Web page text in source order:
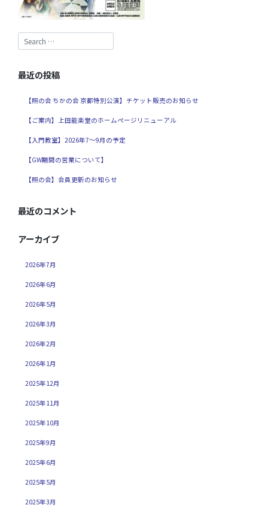
最近の投稿
【照の会 ちかの会 京都特別公演】チケット販売のお知らせ
【ご案内】上田能楽堂のホームページリニューアル
【入門教室】2026年7～9月の予定
【GW期間の営業について】
【照の会】会員更新のお知らせ
最近のコメント
アーカイブ
2026年7月
2026年6月
2026年5月
2026年3月
2026年2月
2026年1月
2025年12月
2025年11月
2025年10月
2025年9月
2025年6月
2025年5月
2025年3月